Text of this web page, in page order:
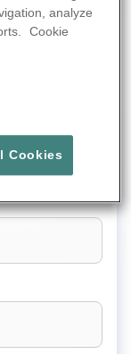
analyze
Cookie
Cookies